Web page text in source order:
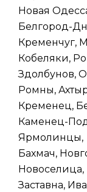
Новая
Белгород-
Кременчуг,
Кобеляки,
Здолбунов,
Ромны,
Кременец,
Каменец-
Ярмолинцы,
Бахмач,
Заставна,